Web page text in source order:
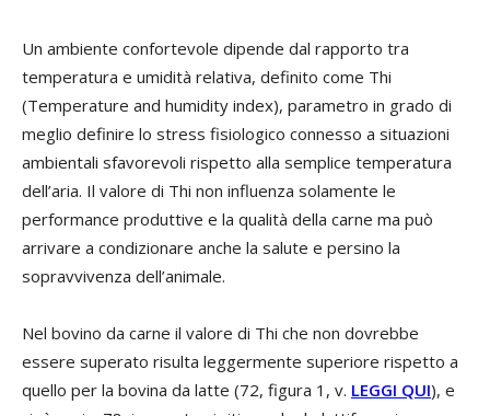
Un ambiente confortevole dipende dal rapporto tra
temperatura e umidità relativa, definito come Thi
(Temperature and humidity index), parametro in grado di
meglio definire lo stress fisiologico connesso a situazioni
ambientali sfavorevoli rispetto alla semplice temperatura
dell’aria. Il valore di Thi non influenza solamente le
performance produttive e la qualità della carne ma può
arrivare a condizionare anche la salute e persino la
sopravvivenza dell’animale.
Nel bovino da carne il valore di Thi che non dovrebbe
essere superato risulta leggermente superiore rispetto a
quello per la bovina da latte (72, figura 1, v. LEGGI QUI), e